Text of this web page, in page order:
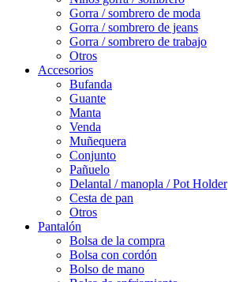
Gorra / sombrero de moda
Gorra / sombrero de jeans
Gorra / sombrero de trabajo
Otros
Accesorios
Bufanda
Guante
Manta
Venda
Muñequera
Conjunto
Pañuelo
Delantal / manopla / Pot Holder
Cesta de pan
Otros
Pantalón
Bolsa de la compra
Bolsa con cordón
Bolso de mano